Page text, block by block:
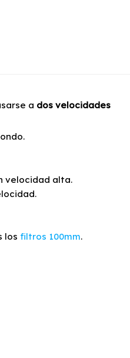
a dos velocidades
velocidad alta.
los filtros 100mm.